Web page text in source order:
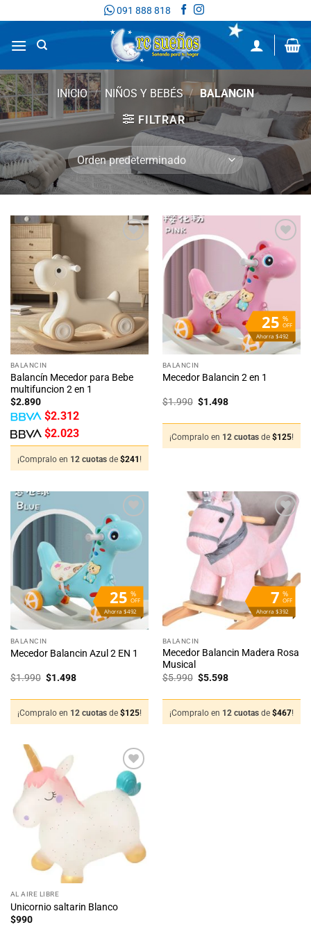
al
contenido
091 888 818
INICIO / NIÑOS Y BEBÉS / BALANCIN
FILTRAR
BALANCIN
Balancín Mecedor para Bebe
multifuncion 2 en 1
$2.890
$2.312
$2.023
¡Compralo en 12 cuotas de $241 !
%
OFF
25
Ahorra $492
BALANCIN
Mecedor Balancin 2 en 1
$1.990 El
$1.990.
$1.498El
$1.498.
¡Compralo en 12 cuotas de $125!
%
OFF
25
Ahorra $492
BALANCIN
Mecedor Balancin Azul 2 EN 1
$1.990 El
$1.990.
$1.498El
$1.498.
¡Compralo en 12 cuotas de $125!
%
OFF
7
Ahorra $392
BALANCIN
Mecedor Balancin Madera Rosa
Musical
$5.990 El
$5.990.
$5.598El
$5.598.
¡Compralo en 12 cuotas de $467!
AL AIRE LIBRE
Unicornio saltarin Blanco
$990